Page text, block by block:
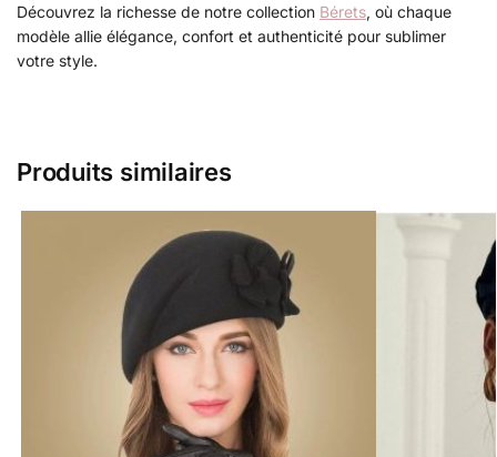
Découvrez la richesse de notre collection Bérets, où chaque
modèle allie élégance, confort et authenticité pour sublimer
votre style.
Produits similaires